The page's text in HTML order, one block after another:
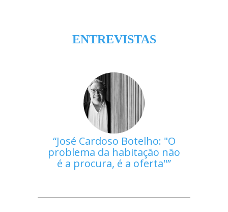
ENTREVISTAS
José Cardoso Botelho: "O
problema da habitação não
é a procura, é a oferta"